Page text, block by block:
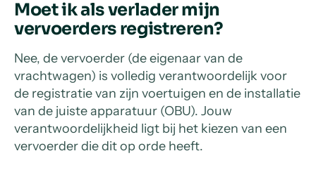
Moet ik als verlader mijn
vervoerders registreren?
Nee, de vervoerder (de eigenaar van de
vrachtwagen) is volledig verantwoordelijk voor
de registratie van zijn voertuigen en de installatie
van de juiste apparatuur (OBU). Jouw
verantwoordelijkheid ligt bij het kiezen van een
vervoerder die dit op orde heeft.